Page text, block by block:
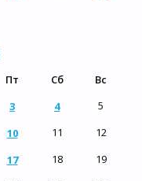
Пт Сб
Вс
3 4
5
10 11
12
17 18
19